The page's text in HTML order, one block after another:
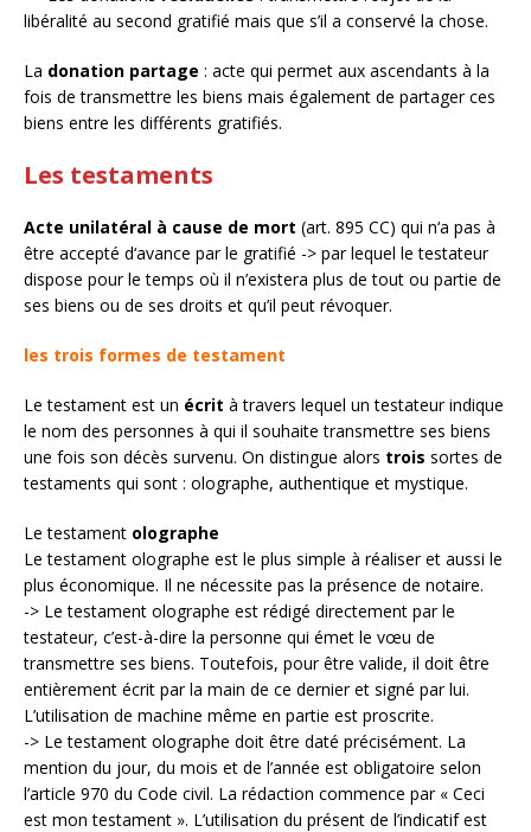
libéralité au second gratifié mais que s’il a conservé la chose.
La donation partage : acte qui permet aux ascendants à la
fois de transmettre les biens mais également de partager ces
biens entre les différents gratifiés.
Les testaments
Acte unilatéral à cause de mort (art. 895 CC) qui n‘a pas à
être accepté d‘avance par le gratifié -> par lequel le testateur
dispose pour le temps où il n’existera plus de tout ou partie de
ses biens ou de ses droits et qu’il peut révoquer.
les trois formes de testament
Le testament est un écrit à travers lequel un testateur indique
le nom des personnes à qui il souhaite transmettre ses biens
une fois son décès survenu. On distingue alors trois sortes de
testaments qui sont : olographe, authentique et mystique.
Le testament olographe
Le testament olographe est le plus simple à réaliser et aussi le
plus économique. Il ne nécessite pas la présence de notaire.
-> Le testament olographe est rédigé directement par le
testateur, c’est-à-dire la personne qui émet le vœu de
transmettre ses biens. Toutefois, pour être valide, il doit être
entièrement écrit par la main de ce dernier et signé par lui.
L’utilisation de machine même en partie est proscrite.
-> Le testament olographe doit être daté précisément. La
mention du jour, du mois et de l’année est obligatoire selon
l’article 970 du Code civil. La rédaction commence par « Ceci
est mon testament ». L’utilisation du présent de l’indicatif est